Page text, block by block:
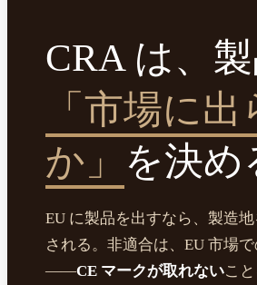
CRA は、
「市場に
か」
を決め
EU に製品を出すなら、製造
される。非適合は、EU 市場
——CE マークが取れないこ